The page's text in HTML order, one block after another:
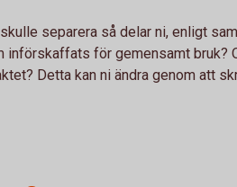
separera så delar ni, enligt
införskaffats för gemensamt bruk?
Detta kan ni ändra genom att